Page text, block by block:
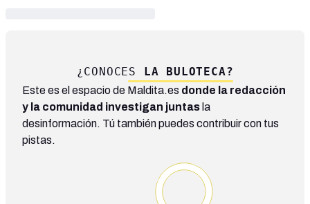
¿CONOCES LA BULOTECA?
Este es el espacio de Maldita.es donde la redacción
y la comunidad investigan juntas la
desinformación. Tú también puedes contribuir con tus
pistas.